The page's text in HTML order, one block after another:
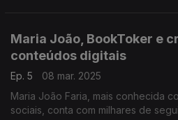
Maria João, BookToker e
conteúdos digitais
Ep. 5
08 mar. 2025
Maria João Faria, mais conhecida
sociais, conta com milhares de